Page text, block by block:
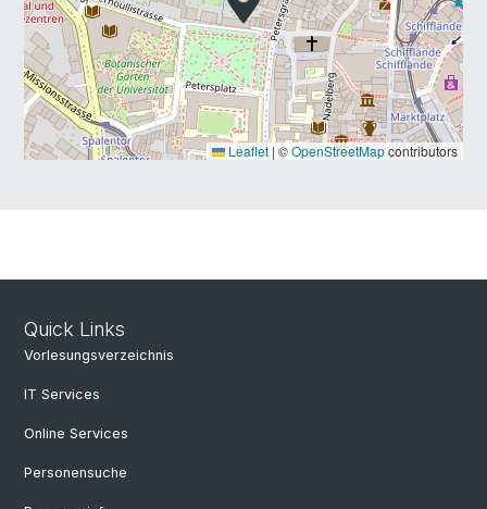
Leaflet | ©OpenStreetMapcontributors
Quick Links
Vorlesungsverzeichnis
IT Services
Online Services
Personensuche